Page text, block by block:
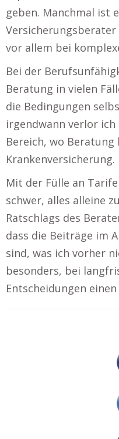
geben. Manchmal ist
vor allem bei
Bei der
Beratung in vielen
die Bedingungen
irgendwann verlor
Bereich, wo
Krankenversicherung.
Mit der Fülle an
schwer, alles alleine
Ratschlags des
dass die Beiträge im
sind, was ich vorher
besonders, bei
Entscheidungen